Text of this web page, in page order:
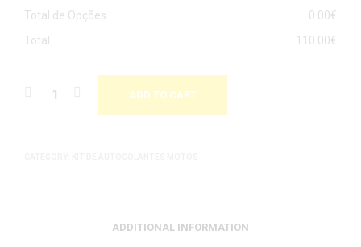
Total de Opções
0.00€
Total
110.00€
ADD TO CART
ADDITIONAL INFORMATION